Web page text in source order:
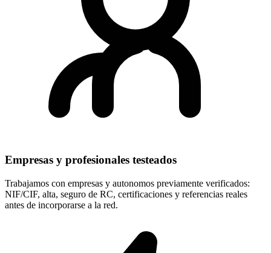
Empresas y profesionales testeados
Trabajamos con empresas y autonomos previamente verificados:
NIF/CIF, alta, seguro de RC, certificaciones y referencias reales
antes de incorporarse a la red.